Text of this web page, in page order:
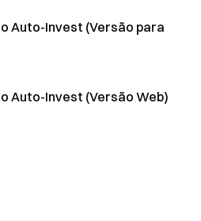
Auto-Invest (Versão para
Auto-Invest (Versão Web)